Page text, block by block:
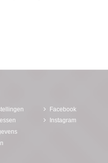
Facebook
Instagram